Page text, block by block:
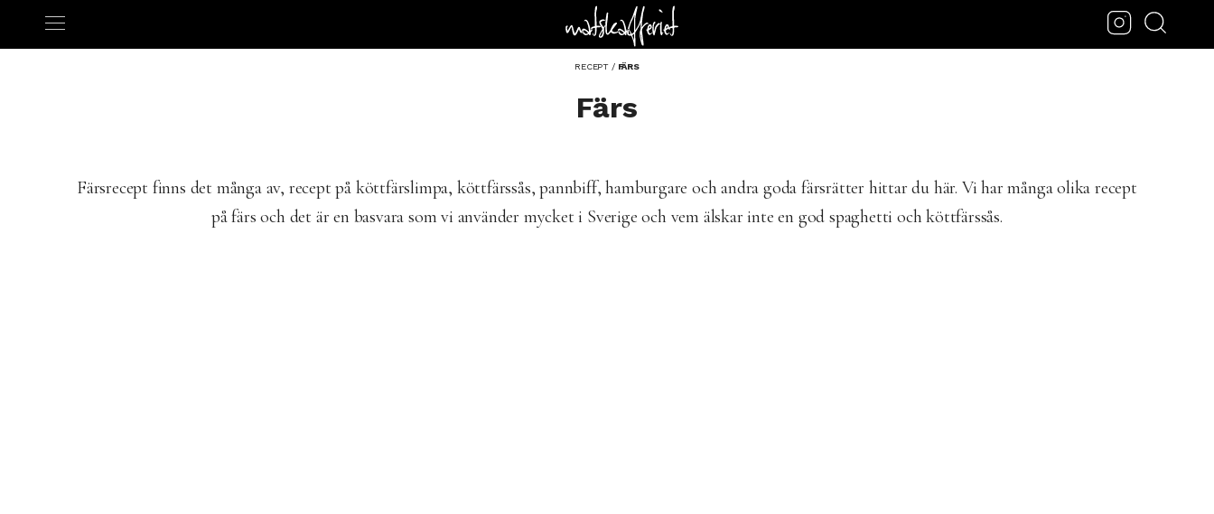
RECEPT / FÄRS
Färs
Färsrecept finns det många av, recept på köttfärslimpa, köttfärssås, pannbiff, hamburgare och andra goda färsrätter hittar du här. Vi har många olika recept
på färs och det är en basvara som vi använder mycket i Sverige och vem älskar inte en god spaghetti och köttfärssås.